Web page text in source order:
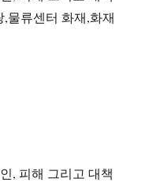
물류센터 화재,화재
, 피해 그리고 대책